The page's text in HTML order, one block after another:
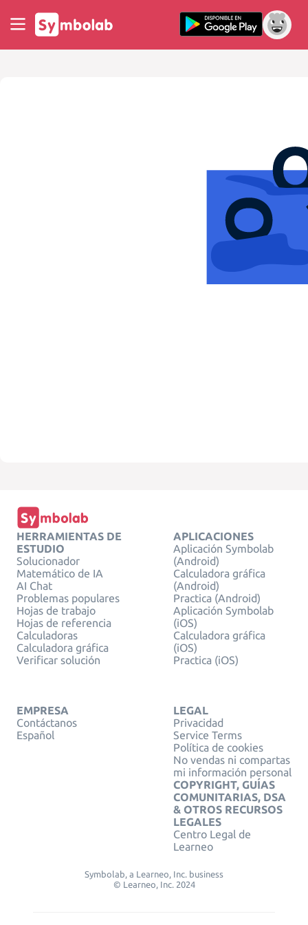
HERRAMIENTAS DE
ESTUDIO
Solucionador
Matemático de IA
AI Chat
Problemas populares
Hojas de trabajo
Hojas de referencia
Calculadoras
Calculadora gráfica
Verificar solución
APLICACIONES
Aplicación Symbolab
(Android)
Calculadora gráfica
(Android)
Practica (Android)
Aplicación Symbolab
(iOS)
Calculadora gráfica
(iOS)
Practica (iOS)
EMPRESA
Contáctanos
Español
LEGAL
Privacidad
Service Terms
Política de cookies
No vendas ni compartas
mi información personal
COPYRIGHT, GUÍAS
COMUNITARIAS, DSA
& OTROS RECURSOS
LEGALES
Centro Legal de
Learneo
Symbolab, a Learneo, Inc. business
© Learneo, Inc. 2024